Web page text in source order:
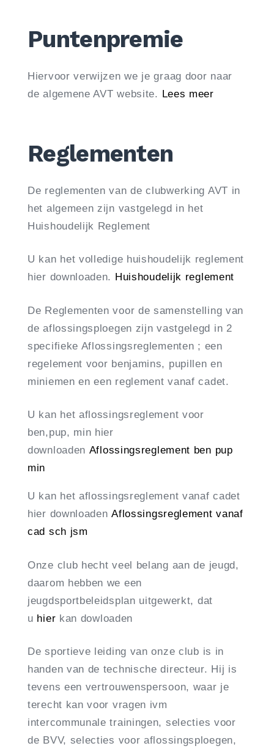
Puntenpremie
Hiervoor verwijzen we je graag door naar
de algemene AVT website. Lees meer
Reglementen
De reglementen van de clubwerking AVT in
het algemeen zijn vastgelegd in het
Huishoudelijk Reglement
U kan het volledige huishoudelijk reglement
hier downloaden. Huishoudelijk reglement
De Reglementen voor de samenstelling van
de aflossingsploegen zijn vastgelegd in 2
specifieke Aflossingsreglementen ; een
regelement voor benjamins, pupillen en
miniemen en een reglement vanaf cadet.
U kan het aflossingsreglement voor
ben,pup, min hier
downloaden Aflossingsreglement ben pup
min
U kan het aflossingsreglement vanaf cadet
hier downloadenAflossingsreglement vanaf
cad sch jsm
Onze club hecht veel belang aan de jeugd,
daarom hebben we een
jeugdsportbeleidsplan uitgewerkt, dat
u hier kan dowloaden
De sportieve leiding van onze club is in
handen van de technische directeur. Hij is
tevens een vertrouwenspersoon, waar je
terecht kan voor vragen ivm
intercommunale trainingen, selecties voor
de BVV, selecties voor aflossingsploegen,